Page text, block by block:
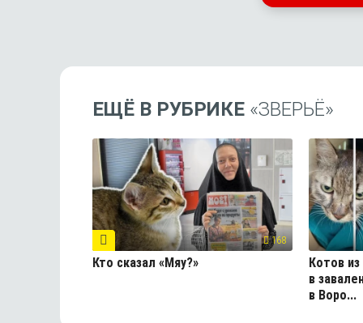
ЕЩЁ В РУБРИКЕ «ЗВЕРЬЁ»
168
Кто сказал «Мяу?»
Котов
в
в Воро...